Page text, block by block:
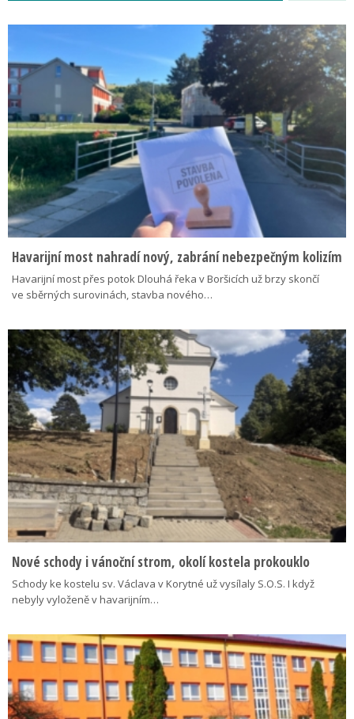
Havarijní most nahradí nový, zabrání nebezpečným kolizím
Havarijní most přes potok Dlouhá řeka v Boršicích už brzy skončí
ve sběrných surovinách, stavba nového…
Nové schody i vánoční strom, okolí kostela prokouklo
Schody ke kostelu sv. Václava v Korytné už vysílaly S.O.S. I když
nebyly vyloženě v havarijním…